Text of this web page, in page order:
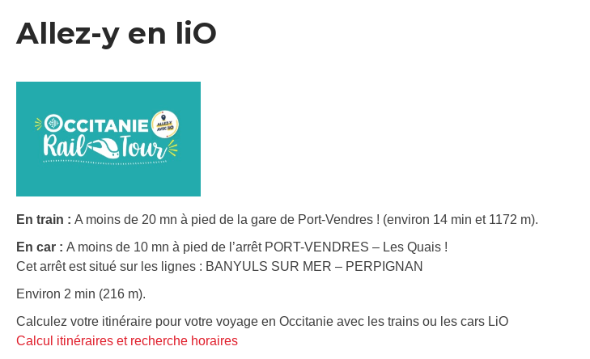
Allez-y en liO
En train : A moins de 20 mn à pied de la gare de Port-Vendres ! (environ 14 min et 1172 m).
En car : A moins de 10 mn à pied de l’arrêt PORT-VENDRES – Les Quais !
Cet arrêt est situé sur les lignes : BANYULS SUR MER – PERPIGNAN
Environ 2 min (216 m).
Calculez votre itinéraire pour votre voyage en Occitanie avec les trains ou les cars LiO
Calcul itinéraires et recherche horaires